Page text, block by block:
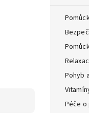
Pohyb
Péče o